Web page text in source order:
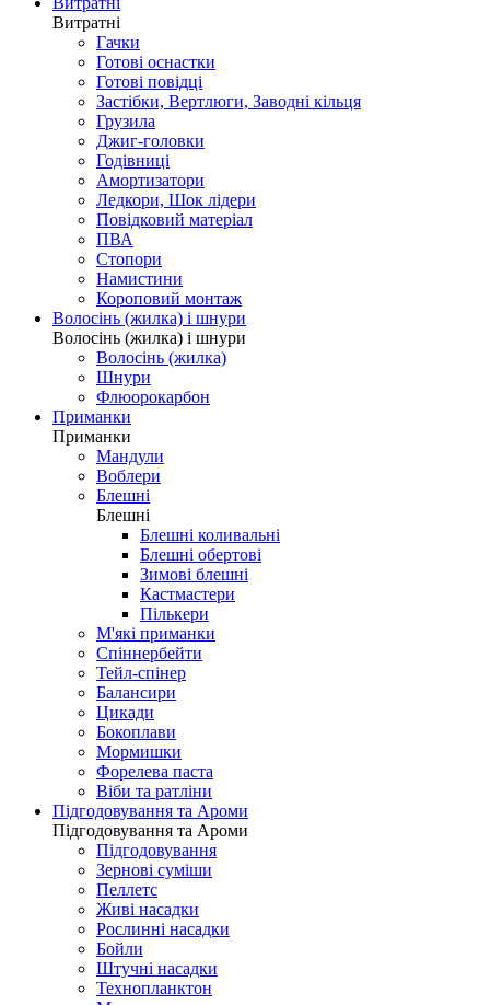
Витратні
Гачки
Готові оснастки
Готові повідці
Застібки, Вертлюги, Заводні кільця
Грузила
Джиг-головки
Годівниці
Амортизатори
Ледкори, Шок лідери
Повідковий матеріал
ПВА
Стопори
Намистини
Короповий монтаж
Волосінь (жилка) і шнури
Волосінь (жилка) і шнури
Волосінь (жилка)
Шнури
Флюорокарбон
Приманки
Приманки
Мандули
Воблери
Блешні
Блешні
Блешні коливальні
Блешні обертові
Зимові блешні
Кастмастери
Пількери
М'які приманки
Спіннербейти
Тейл-спінер
Балансири
Цикади
Бокоплави
Мормишки
Форелева паста
Віби та ратліни
Підгодовування та Ароми
Підгодовування та Ароми
Підгодовування
Зернові суміши
Пеллетс
Живі насадки
Рослинні насадки
Бойли
Штучні насадки
Технопланктон